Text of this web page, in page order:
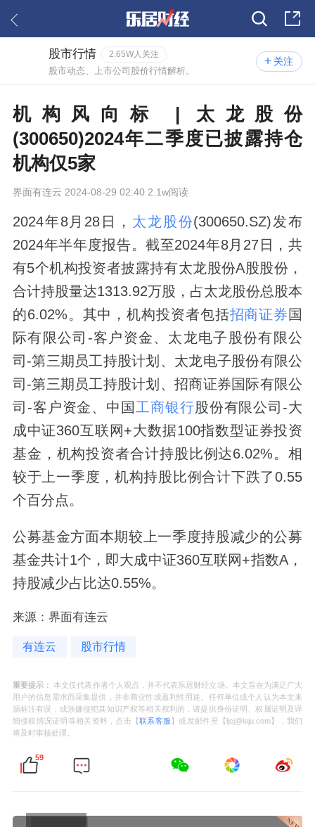
关注
股市行情 2.65W人关注
股市动态、上市公司股价行情解析。
机构风向标 | 太龙股份
(300650)2024年二季度已披露持仓
机构仅5家
界面有连云 2024-08-29 02:40 2.1w阅读
2024年8月28日， 太龙股份(300650.SZ)发布
2024年半年度报告。截至2024年8月27日，共
有5个机构投资者披露持有太龙股份A股股份，
合计持股量达1313.92万股，占太龙股份总股本
的6.02%。其中，机构投资者包括招商证券 国
际有限公司-客户资金、太龙电子股份有限公
司-第三期员工持股计划、太龙电子股份有限公
司-第三期员工持股计划、招商证券国际有限公
司-客户资金、中国 工商银行股份有限公司-大
成中证360互联网+大数据100指数型证券投资
基金，机构投资者合计持股比例达6.02%。相
较于上一季度，机构持股比例合计下跌了0.55
个百分点。
公募基金方面本期较上一季度持股减少的公募
基金共计1个，即大成中证360互联网+指数A，
持股减少占比达0.55%。
来源：界面有连云
有连云 股市行情
重要提示： 本文仅代表作者个人观点，并不代表乐居财经立场。本文旨在为满足广大
用户的信息需求而采集提供，并非商业性或盈利性用途。任何单位或个人认为本文来
源标注有误，或涉嫌侵犯其知识产权等相关权利的，请提供身份证明、权属证明及详
细侵权情况证明等相关资料，点击【联系客服 】或发邮件至【ljcj@leju.com】，我们
将及时审核处理。
59